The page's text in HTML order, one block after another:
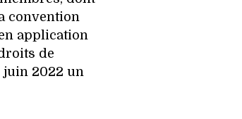
convention
application
de
juin 2022 un